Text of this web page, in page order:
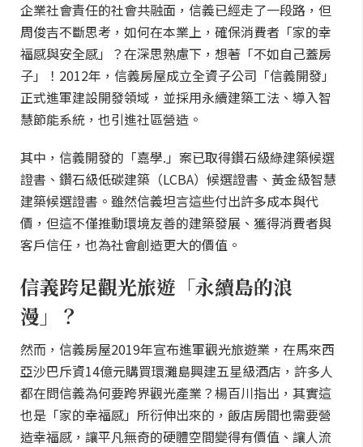
企業社會責任的社會共融面，信義已經走了一段路，但
周俊吉不斷思考，如何在本業上，確保消費者「家的幸
福感與安全感」？在深思熟慮下，想著「不如自己蓋房
子」！2012年，信義房屋成立全資子公司「信義開發」
正式進軍建設開發領域，並採用永續建築工法、導入智
慧節能系統，也引進社區營造。
其中，信義開發的「嘉學.」案已取得鑽石級綠建築候選
證書、鑽石級低碳建築（LCBA）候選證書、黃金級智慧
建築候選證書。雖然信義坦言這些付出許多成本與代
價，但這不僅推動環境友善的建築發展、獲得消費者與
客戶信任，也為社會創造更大的價值。
信義跨足觀光旅遊「永續島的浪
漫」？
然而，信義房屋2019年宣布進軍觀光旅遊業，在馬來西
亞沙巴斥資14億元購買環灘島興建五星級酒店，許多人
都在問信義為何要跨界觀光產業？楊百川指出，其實這
也是「家的幸福感」所衍伸出來的，飯店房間也需要營
造幸福感，讓平凡無奇的硬體空間變得有價值、讓人流